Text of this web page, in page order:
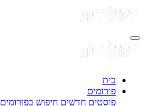
בית
פורומים
פוסטים חדשים חיפוש בפורומים